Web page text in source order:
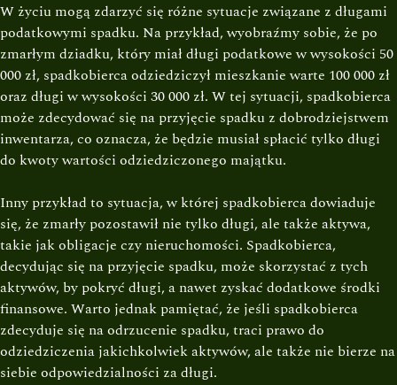
W życiu mogą zdarzyć się różne sytuacje związane z długami
podatkowymi spadku. Na przykład, wyobraźmy sobie, że po
zmarłym dziadku, który miał długi podatkowe w wysokości 50
000 zł, spadkobierca odziedziczył mieszkanie warte 100 000 zł
oraz długi w wysokości 30 000 zł. W tej sytuacji, spadkobierca
może zdecydować się na przyjęcie spadku z dobrodziejstwem
inwentarza, co oznacza, że będzie musiał spłacić tylko długi
do kwoty wartości odziedziczonego majątku.
Inny przykład to sytuacja, w której spadkobierca dowiaduje
się, że zmarły pozostawił nie tylko długi, ale także aktywa,
takie jak obligacje czy nieruchomości. Spadkobierca,
decydując się na przyjęcie spadku, może skorzystać z tych
aktywów, by pokryć długi, a nawet zyskać dodatkowe środki
finansowe. Warto jednak pamiętać, że jeśli spadkobierca
zdecyduje się na odrzucenie spadku, traci prawo do
odziedziczenia jakichkolwiek aktywów, ale także nie bierze na
siebie odpowiedzialności za długi.